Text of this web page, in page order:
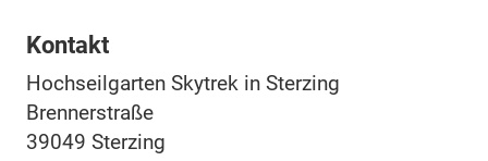
Kontakt
Hochseilgarten Skytrek in Sterzing
Brennerstraße
39049 Sterzing